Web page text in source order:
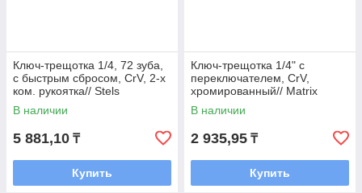
Ключ-трещотка 1/4, 72 зуба,
с быстрым сбросом, CrV, 2-х
ком. рукоятка// Stels
В наличии
5 881,10 ₸
Купить
Ключ-трещотка 1/4" с
переключателем, CrV,
хромированный// Matrix
В наличии
2 935,95 ₸
Купить